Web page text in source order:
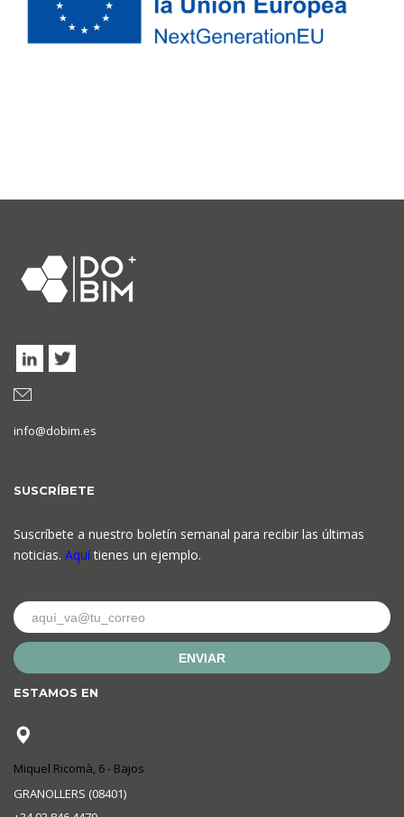
info@dobim.es
SUSCRÍBETE
Suscríbete a nuestro boletín semanal para recibir las últimas
noticias. Aquítienes un ejemplo.
ENVIAR
ESTAMOS EN
Miquel Ricomà, 6 - Bajos
GRANOLLERS (08401)